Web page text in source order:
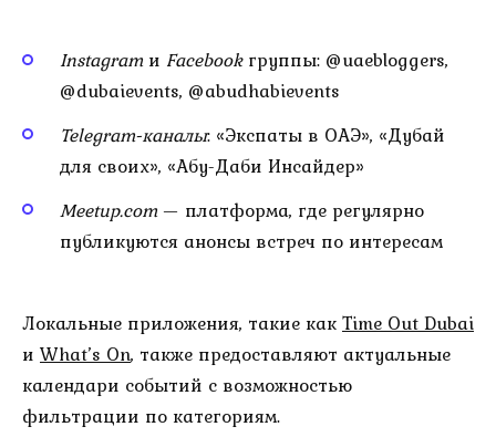
Instagramи Facebookгруппы: @uaebloggers,
@dubaievents, @abudhabievents
Telegram-каналы: «Экспаты в ОАЭ», «Дубай
для своих», «Абу-Даби Инсайдер»
Meetup.com— платформа, где регулярно
публикуются анонсы встреч по интересам
Локальные приложения, такие какTime Out Dubai
и What’s On, также предоставляют актуальные
календари событий с возможностью
фильтрации по категориям.